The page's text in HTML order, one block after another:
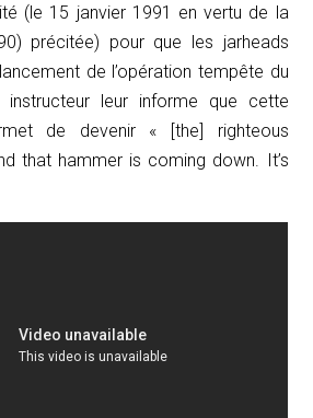
(le 15 janvier 1991 en vertu de la
précitée) pour que les jarheads
de l’opération tempête du
instructeur leur informe que cette
de devenir « [the] righteous
that hammer is coming down.
It’s